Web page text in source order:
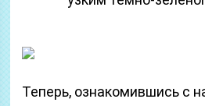
Теперь, ознакомившись с